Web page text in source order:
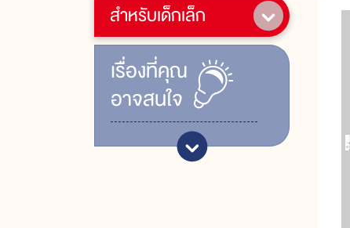
สำหรับเด็กเล็ก
เรื่ิองที่คุณ
อาจสนใจ